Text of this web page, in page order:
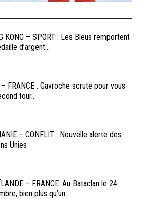
KONG – SPORT : Les Bleus remportent
d’argent...
FRANCE : Gavroche scrute pour vous
tour...
– CONFLIT : Nouvelle alerte des
Unies
– FRANCE: Au Bataclan le 24
bien plus qu’un...